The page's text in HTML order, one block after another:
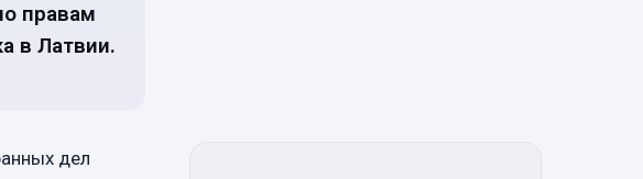
правам
в Латвии.
дел